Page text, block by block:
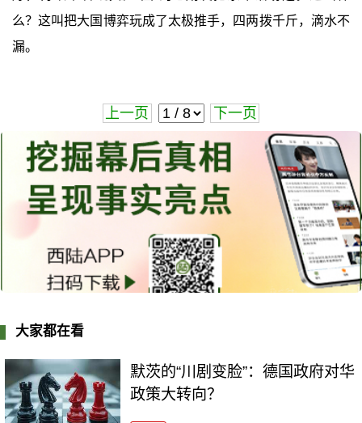
么？这叫把大国博弈玩成了太极推手，四两拨千斤，滴水不
漏。
上一页 下一页
大家都在看
默茨的“川剧变脸”：德国政府对华
政策大转向？